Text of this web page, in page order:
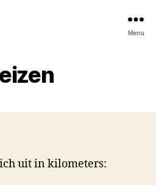
Menu
uit in kilometers: